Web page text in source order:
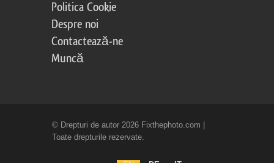
Politica Cookie
Despre noi
Contactează-ne
Muncă
© Drepturi de autor 2026 Fixthephoto.com |
Toate drepturile rezervate.